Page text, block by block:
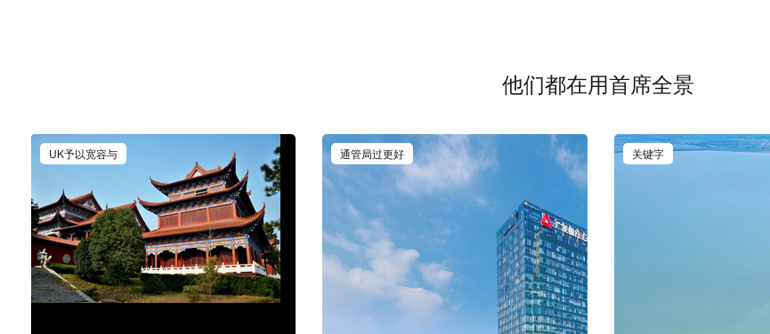
他们都在用首席全景
UK予以宽容与 通管局过更好 关键字